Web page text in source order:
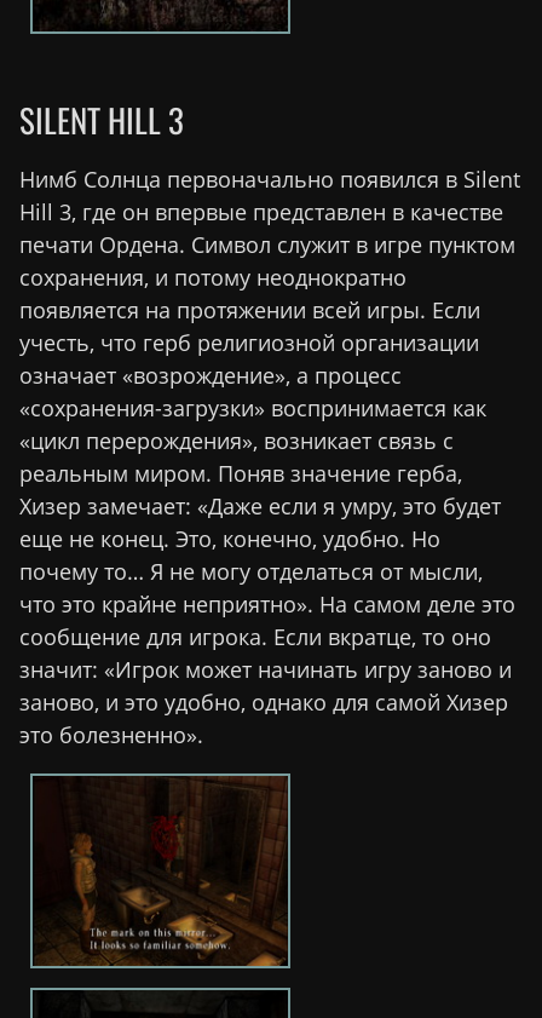
SILENT HILL 3
Нимб Солнца первоначально появился в Silent
Hill 3, где он впервые представлен в качестве
печати Ордена. Символ служит в игре пунктом
сохранения, и потому неоднократно
появляется на протяжении всей игры. Если
учесть, что герб религиозной организации
означает «возрождение», а процесс
«сохранения-загрузки» воспринимается как
«цикл перерождения», возникает связь с
реальным миром. Поняв значение герба,
Хизер замечает: «Даже если я умру, это будет
еще не конец. Это, конечно, удобно. Но
почему то… Я не могу отделаться от мысли,
что это крайне неприятно». На самом деле это
сообщение для игрока. Если вкратце, то оно
значит: «Игрок может начинать игру заново и
заново, и это удобно, однако для самой Хизер
это болезненно».